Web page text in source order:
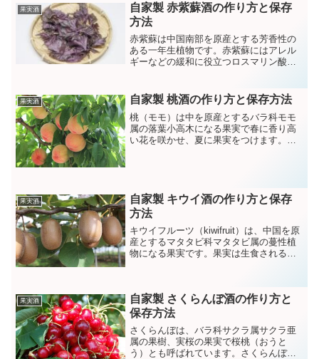
ます。
果実酒
自家製 赤紫蘇酒の作り方と保存
方法
赤紫蘇は中国南部を原産とする芳香性の
ある一年生植物です。赤紫蘇にはアレル
ギーなどの緩和に役立つロスマリン酸や
EやKが豊富に含まれています。
果実酒 自家製 桃酒の作り方と保存方法
桃（モモ）は中を原産とするバラ科モモ
属の落葉小高木になる果実で春に香り高
い花を咲かせ、夏に果実をつけます。ジ
果実酒
自家製 キウイ酒の作り方と保存
方法
キウイフルーツ（kiwifruit）は、中国を原
産とするマタタビ科マタタビ属の蔓性植
物になる果実です。果実は生食されるほ
含有量は果物の中でもトップクラスと言
われています。
果実酒
自家製 さくらんぼ酒の作り方と
保存方法
さくらんぼは、バラ科サクラ属サクラ亜
属の果樹、実桜の果実で桜桃（おうと
う）とも呼ばれています。さくらんぼに